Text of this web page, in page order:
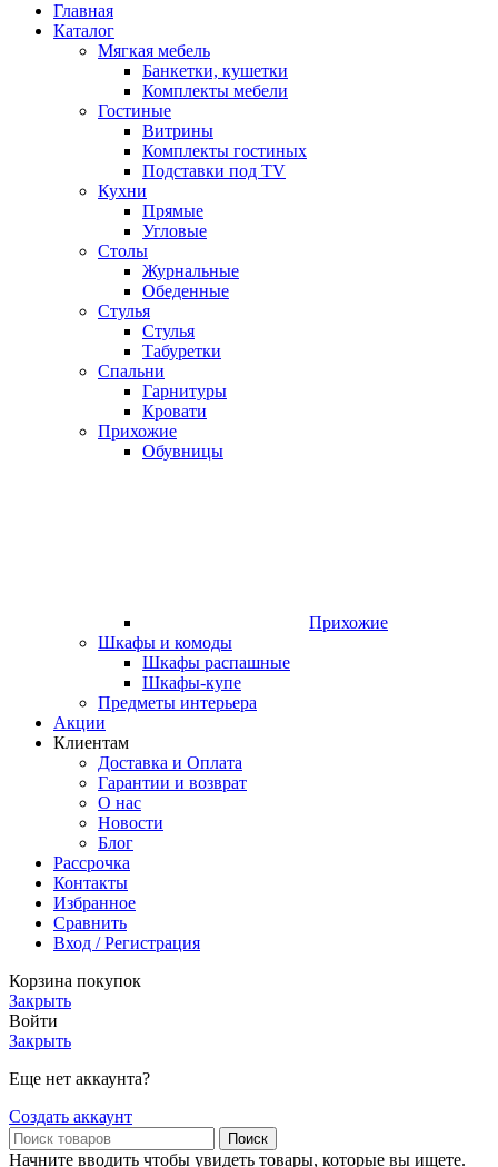
Главная
Каталог
Мягкая мебель
Банкетки, кушетки
Комплекты мебели
Гостиные
Витрины
Комплекты гостиных
Подставки под TV
Кухни
Прямые
Угловые
Столы
Журнальные
Обеденные
Стулья
Стулья
Табуретки
Спальни
Гарнитуры
Кровати
Прихожие
Обувницы
Прихожие
Шкафы и комоды
Шкафы распашные
Шкафы-купе
Предметы интерьера
Акции
Клиентам
Доставка и Оплата
Гарантии и возврат
О нас
Новости
Блог
Рассрочка
Контакты
Избранное
Сравнить
Вход / Регистрация
Корзина покупок
Закрыть
Войти
Закрыть
Еще нет аккаунта?
Создать аккаунт
Поиск
Начните вводить чтобы увидеть товары, которые вы ищете.